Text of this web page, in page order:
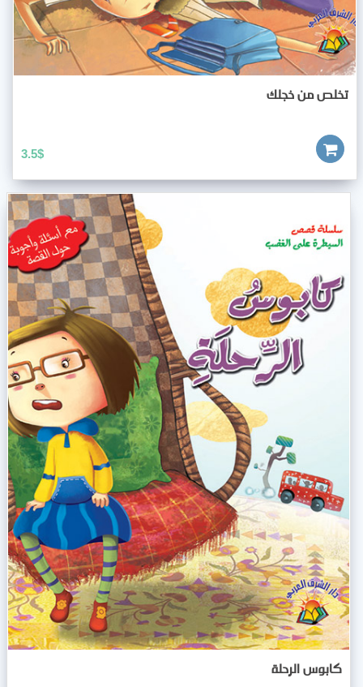
تخلص من خجلك
3.5$
كابوس الرحلة